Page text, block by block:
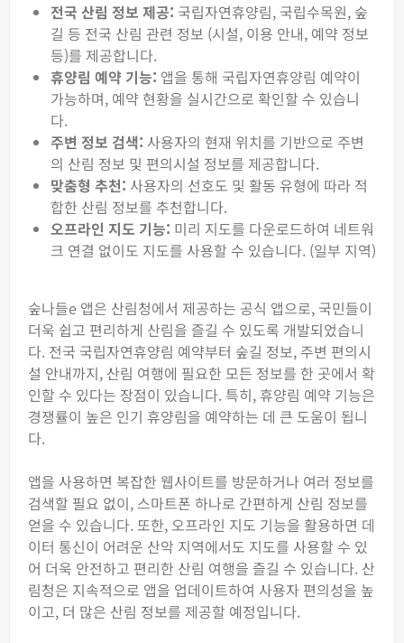
전국 산림 정보 제공: 국립자연휴양림, 국립수목원, 숲
길 등 전국 산림 관련 정보 (시설, 이용 안내, 예약 정보
등)를 제공합니다.
휴양림 예약 기능: 앱을 통해 국립자연휴양림 예약이
가능하며, 예약 현황을 실시간으로 확인할 수 있습니
다.
주변 정보 검색: 사용자의 현재 위치를 기반으로 주변
의 산림 정보 및 편의시설 정보를 제공합니다.
맞춤형 추천: 사용자의 선호도 및 활동 유형에 따라 적
합한 산림 정보를 추천합니다.
오프라인 지도 기능: 미리 지도를 다운로드하여 네트워
크 연결 없이도 지도를 사용할 수 있습니다. (일부 지역)
숲나들e 앱은 산림청에서 제공하는 공식 앱으로, 국민들이
더욱 쉽고 편리하게 산림을 즐길 수 있도록 개발되었습니
다. 전국 국립자연휴양림 예약부터 숲길 정보, 주변 편의시
설 안내까지, 산림 여행에 필요한 모든 정보를 한 곳에서 확
인할 수 있다는 장점이 있습니다. 특히, 휴양림 예약 기능은
경쟁률이 높은 인기 휴양림을 예약하는 데 큰 도움이 됩니
다.
앱을 사용하면 복잡한 웹사이트를 방문하거나 여러 정보를
검색할 필요 없이, 스마트폰 하나로 간편하게 산림 정보를
얻을 수 있습니다. 또한, 오프라인 지도 기능을 활용하면 데
이터 통신이 어려운 산악 지역에서도 지도를 사용할 수 있
어 더욱 안전하고 편리한 산림 여행을 즐길 수 있습니다. 산
림청은 지속적으로 앱을 업데이트하여 사용자 편의성을 높
이고, 더 많은 산림 정보를 제공할 예정입니다.